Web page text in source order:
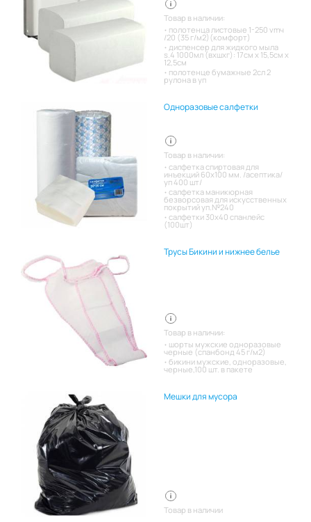
Товар в наличии:
полотенца листовые 1-250 vmч
/20 (35 г/м2)(комфорт)
диспенсер для жидкого мыла
s.4 1000мл (вхшхг): 17см x 15,5см x
12,5см
полотенце бумажные 2сл 2
рулона в уп
Одноразовые салфетки
Товар в наличии:
салфетка спиртовая для
инъекций 60х100 мм. /асептика/
уп 400 шт/
салфетка маникюрная
безворсовая для искусственных
покрытий уп.№240
салфетки 30х40 спанлейс
(100шт)
Трусы Бикини и нижнее белье
Товар в наличии:
шорты мужские одноразовые
черные (спанбонд 45 г/м2)
бикини мужские, одноразовые,
черные,100 шт. в пакете
Мешки для мусора
Товар в наличии